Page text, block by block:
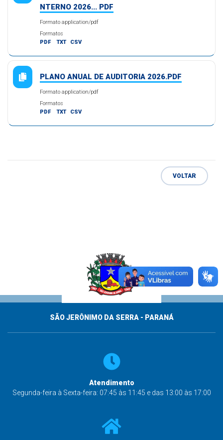
NTERNO 2026... PDF
Formato application/pdf
Formatos
PDF
TXT CSV
PLANO ANUAL DE AUDITORIA 2026.PDF
Formato application/pdf
Formatos
PDF
TXT CSV
VOLTAR
SÃO JERÔNIMO DA SERRA - PARANÁ
Atendimento
Segunda-feira à Sexta-feira: 07:45 às 11:45 e das 13:00 às 17:00